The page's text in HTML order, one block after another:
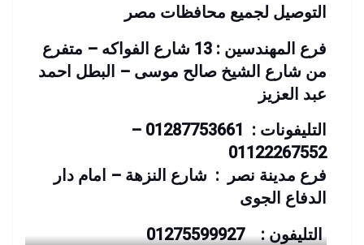
التوصيل لجميع محافظات مصر
فرع المهندسين : 13 شارع الفواكه – متفرع
من شارع الشيخ صالح موسى – البطل احمد
عبد العزيز
التليفونات : 01287753661 –
01122267552
فرع مدينة نصر : شارع النزهة – امام دار
الدفاع الجوى
التليفون : 01275599927